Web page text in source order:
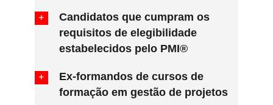
Candidatos que cumpram os
requisitos de elegibilidade
estabelecidos pelo PMI®
Ex-formandos de cursos de
formação em gestão de projetos